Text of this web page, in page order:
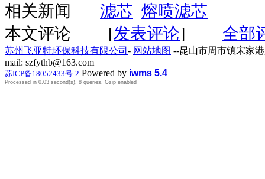
相关新闻
滤芯 熔喷滤芯
本文评论 [发表评论] 全部
苏州飞亚特环保科技有限公司 - 网站地图 --昆山市周市镇宋家
mail: szfythb@163.com
苏ICP备18052433号-2 Powered by iwms 5.4
Processed in 0.03 second(s), 8 queries, Gzip enabled